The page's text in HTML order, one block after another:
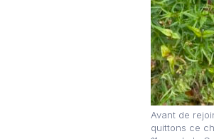
Avant de
quittons ce